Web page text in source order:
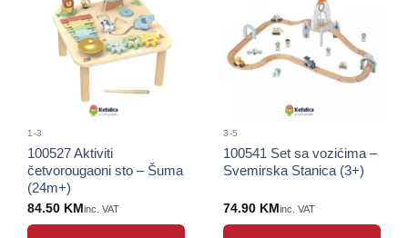
Sačuvaj
proizvod
1-3
100527 Aktiviti
četvorougaoni sto – Šuma
(24m+)
84.50 KM inc. VAT
proizvod
3-5
100541 Set sa vozićima –
Svemirska Stanica (3+)
74.90 KM inc. VAT